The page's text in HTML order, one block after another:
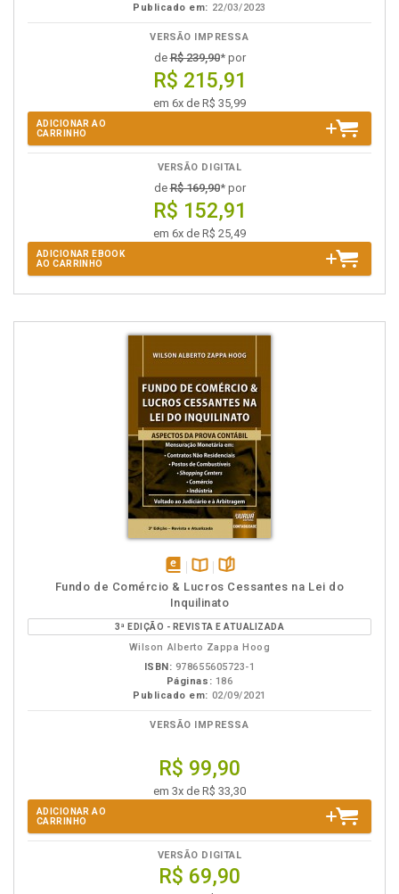
Publicado em: 22/03/2023
VERSÃO IMPRESSA
deR$ 239,90* por
R$ 215,91
em 6x de R$ 35,99
ADICIONAR AO
CARRINHO
VERSÃO DIGITAL
deR$ 169,90* por
R$ 152,91
em 6x de R$ 25,49
ADICIONAR EBOOK
AO CARRINHO
disponível
em
eBook
Disponível
na
B.V.
páginas
Fundo de Comércio & Lucros Cessantes na Lei do
Inquilinato
3ª EDIÇÃO - REVISTA E ATUALIZADA
Wilson Alberto Zappa Hoog
ISBN: 978655605723-1
Páginas: 186
Publicado em: 02/09/2021
VERSÃO IMPRESSA
R$ 99,90
em 3x de R$ 33,30
ADICIONAR AO
CARRINHO
VERSÃO DIGITAL
R$ 69,90